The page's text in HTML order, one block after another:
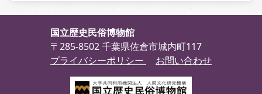
国立歴史民俗博物館
〒285-8502 千葉県佐倉市城内町117
プライバシーポリシー
お問い合わせ